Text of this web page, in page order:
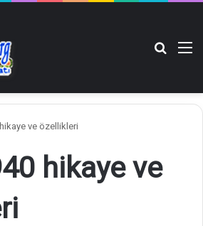
ve özellikleri
hikaye ve